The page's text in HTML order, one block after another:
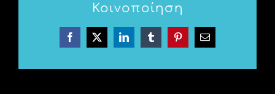
Κοινοποίηση
Facebook
X LinkedInTumblrPinterestEmail